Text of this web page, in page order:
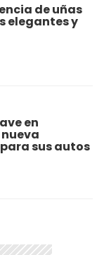
de uñas
elegantes y
en
sus autos